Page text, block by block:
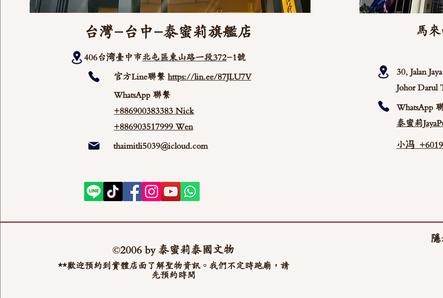
台灣-台中-泰蜜莉旗艦店
406台湾臺中市北屯區東山路一段372-1號
官方Line聯繫https://lin.ee/87JLU7V
WhatsApp 聯繫
+886900383383 Nick
+886903517999 Wen
thaimitli5039@icloud.com
©2006 by 泰蜜莉泰國文物
**歡迎預約到實體店面了解聖物資訊。我們不定時跑廟，請
先預約時間
馬
30, Jalan
Johor Darul
WhatsApp
泰蜜莉
小冯